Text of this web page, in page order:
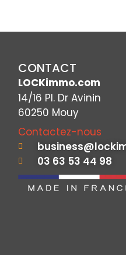
CONTACT
LOCKimmo.com
14/16 Pl. Dr Avinin
60250 Mouy
Contactez-nous
03 63 53 44 98